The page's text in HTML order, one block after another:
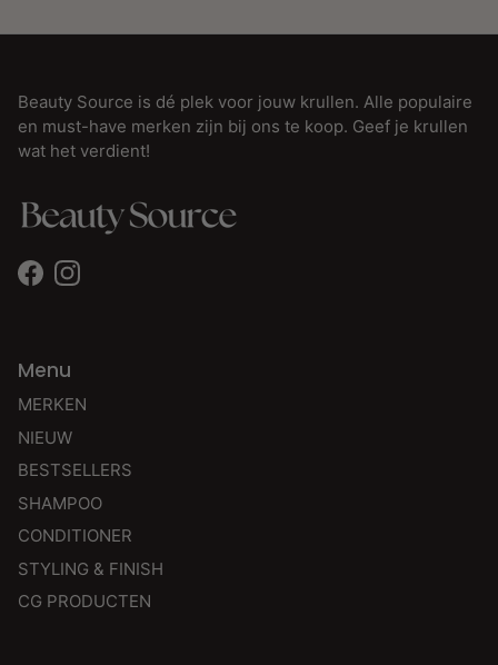
Beauty Source is dé plek voor jouw krullen. Alle populaire
en must-have merken zijn bij ons te koop. Geef je krullen
wat het verdient!
FacebookInstagram
Menu
MERKEN
NIEUW
BESTSELLERS
SHAMPOO
CONDITIONER
STYLING & FINISH
CG PRODUCTEN